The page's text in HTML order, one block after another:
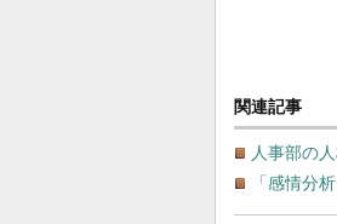
関連記事
人事部の
「感情分